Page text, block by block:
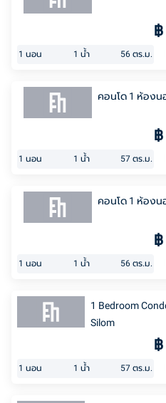
฿
1 นอน 1 น้ำ 56 ตร.ม.
คอนโด 1 ห้องน
฿
1 นอน 1 น้ำ 57 ตร.ม.
คอนโด 1 ห้องน
฿
1 นอน 1 น้ำ 56 ตร.ม.
1 Bedroom
Silom
฿
1 นอน 1 น้ำ 57 ตร.ม.